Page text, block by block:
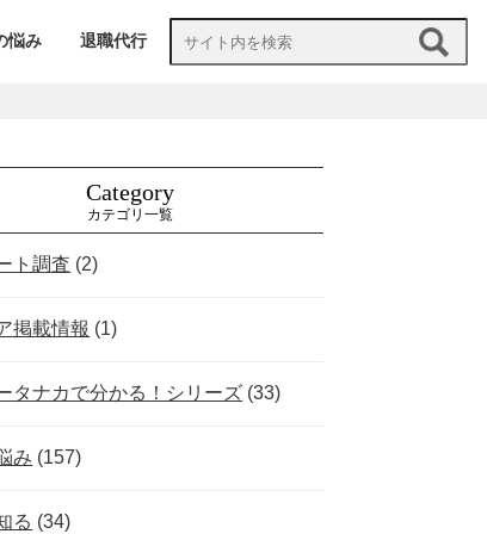
悩み 退職代行
Category
カテゴリ一覧
ト調査 (2)
掲載情報 (1)
タナカで分かる！シリーズ (33)
み (157)
る (34)